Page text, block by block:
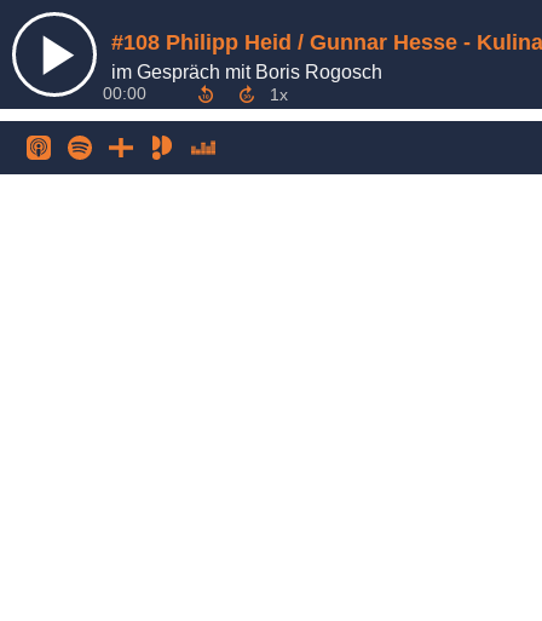
im Gespräch mit Boris Rogosch
00:00